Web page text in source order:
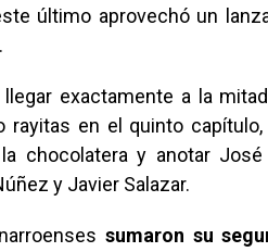
último aprovechó un
llegar exactamente a la
rayitas en el quinto
chocolatera y anotar José
y Javier Salazar.
sumaron su